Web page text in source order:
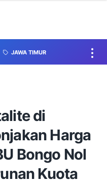
JAWA TIMUR
di
Harga
Bongo Nol
Kuota